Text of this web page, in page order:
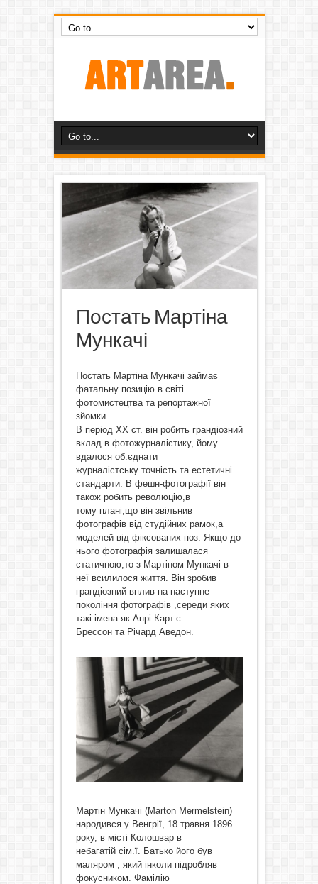
Постать Мартіна
Мункачі
Постать Мартіна Мункачі займає
фатальну позицію в світі
фотомистецтва та репортажної
зйомки.
В період XX ст. він робить грандіозний
вклад в фотожурналістику, йому
вдалося об.єднати
журналістську точність та естетичні
стандарти. В фешн-фотографії він
також робить революцію,в
тому плані,що він звільнив
фотографів від студійних рамок,а
моделей від фіксованих поз. Якщо до
нього фотографія залишалася
статичною,то з Мартіном Мункачі в
неї всилилося життя. Він зробив
грандіозний вплив на наступне
покоління фотографів ,середи яких
такі імена як Анрі Карт.є –
Брессон та Річард Аведон.
Мартін Мункачі (Marton Mermelstein)
народився у Венгрії, 18 травня 1896
року, в місті Колошвар в
небагатій сім.ї. Батько його був
маляром , який інколи підробляв
фокусником. Фамілію